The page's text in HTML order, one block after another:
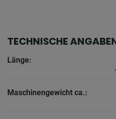
TECHNISCHE
Länge:
Maschinengewicht ca.: